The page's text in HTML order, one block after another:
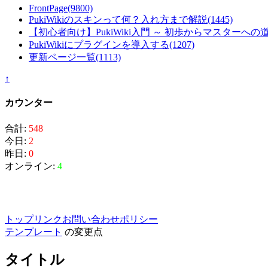
FrontPage(9800)
PukiWikiのスキンって何？入れ方まで解説(1445)
【初心者向け】PukiWiki入門 ～ 初歩からマスターへの
PukiWikiにプラグインを導入する(1207)
更新ページ一覧(1113)
↑
カウンター
合計: 548
今日: 2
昨日: 0
オンライン: 4
トップリンクお問い合わせポリシー
テンプレート の変更点
タイトル